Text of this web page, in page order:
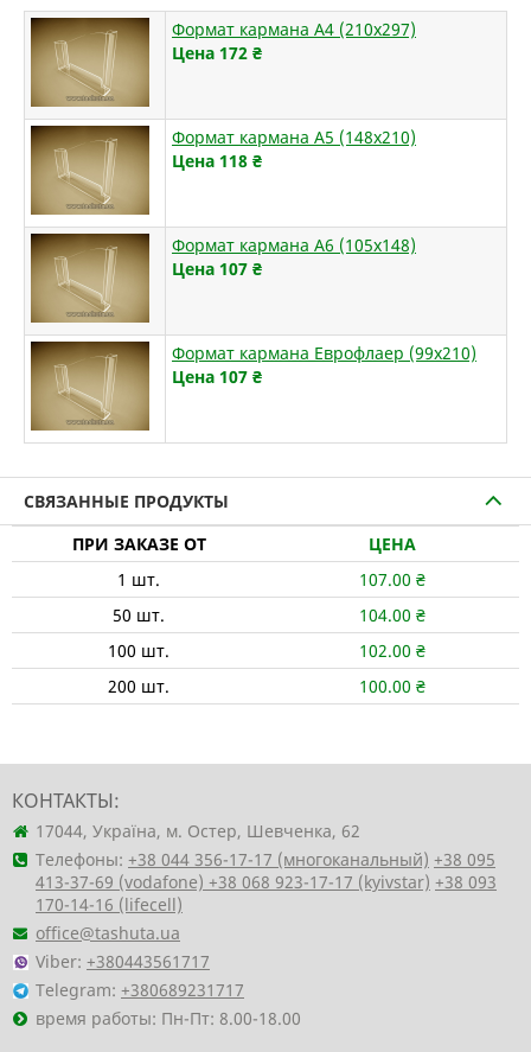
Формат кармана А4 (210х297)
Цена 172 ₴
Формат кармана А5 (148х210)
Цена 118 ₴
Формат кармана А6 (105х148)
Цена 107 ₴
Формат кармана Еврофлаер (99х210)
Цена 107 ₴
СВЯЗАННЫЕ ПРОДУКТЫ
ПРИ ЗАКАЗЕ ОТ
ЦЕНА
1 шт. 107.00 ₴
50 шт. 104.00 ₴
100 шт. 102.00 ₴
200 шт. 100.00 ₴
КОНТАКТЫ:
17044, Україна, м. Остер, Шевченка, 62
Телефоны: +38 044 356-17-17 (многоканальный) +38 095
413-37-69 (vodafone) +38 068 923-17-17 (kyivstar) +38 093
170-14-16 (lifecell)
office@tashuta.ua
Viber: +380443561717
Telegram: +380689231717
время работы: Пн-Пт: 8.00-18.00